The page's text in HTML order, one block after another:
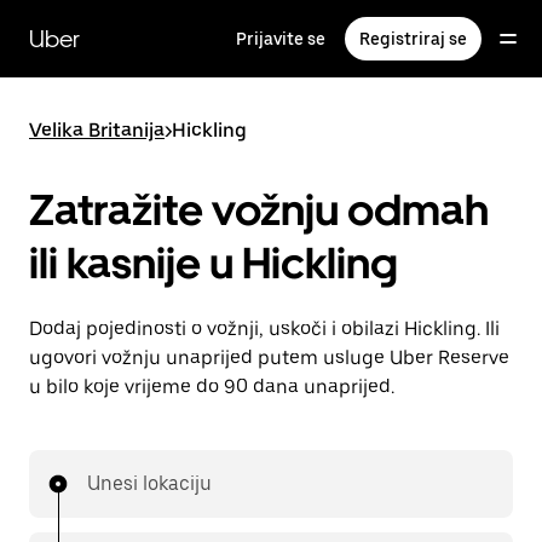
glavni
sadržaj
Uber Prijavite se Registriraj se
Velika Britanija>Hickling
Zatražite vožnju odmah
ili kasnije u Hickling
Dodaj pojedinosti o vožnji, uskoči i obilazi Hickling. Ili
ugovori vožnju unaprijed putem usluge Uber Reserve
u bilo koje vrijeme do 90 dana unaprijed.
Unesi lokaciju